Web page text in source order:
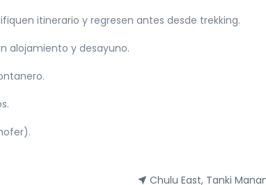
itinerario y regresen antes desde trekking.
alojamiento y desayuno.
Chulu East, Tanki